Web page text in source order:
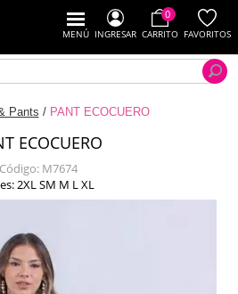
MENÚ INGRESAR
0
CARRITO FAVORITOS
Pants / PANT ECOCUERO
ECOCUERO
Código: M7674
2XL SM M L XL